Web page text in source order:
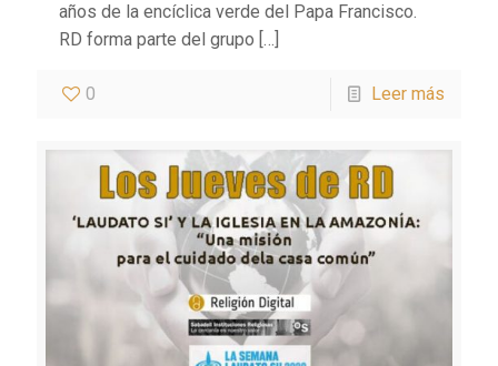
años de la encíclica verde del Papa Francisco.
RD forma parte del grupo […]
0 Leer más